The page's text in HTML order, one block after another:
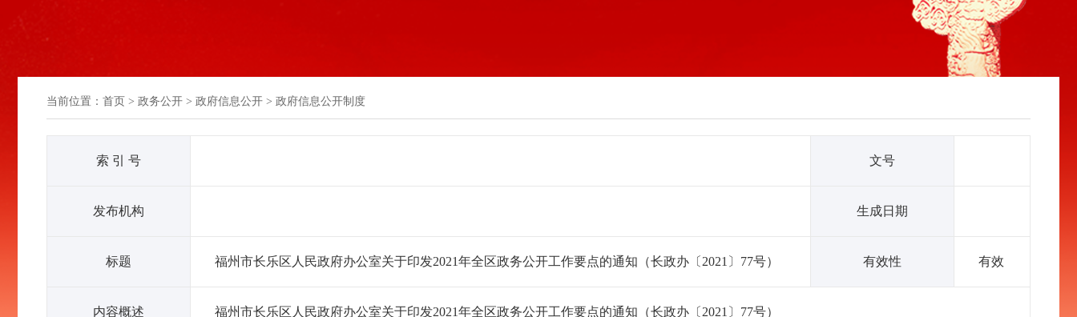
当前位置： 首页 > 政务公开 > 政府信息公开 > 政府信息公开制度
索 引 号 文号
发布机构 生成日期
标题 福州市长乐区人民政府办公室关于印发2021年全区政务公开工作要点的通知（长政办〔2021〕77号） 有效性 有效
内容概述 福州市长乐区人民政府办公室关于印发2021年全区政务公开工作要点的通知（长政办〔2021〕77号）